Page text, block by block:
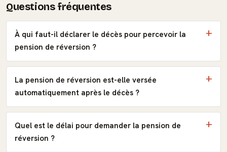
Questions fréquentes
À qui faut-il déclarer le décès pour percevoir la
pension de réversion ?
La pension de réversion est-elle versée
automatiquement après le décès ?
Quel est le délai pour demander la pension de
réversion ?